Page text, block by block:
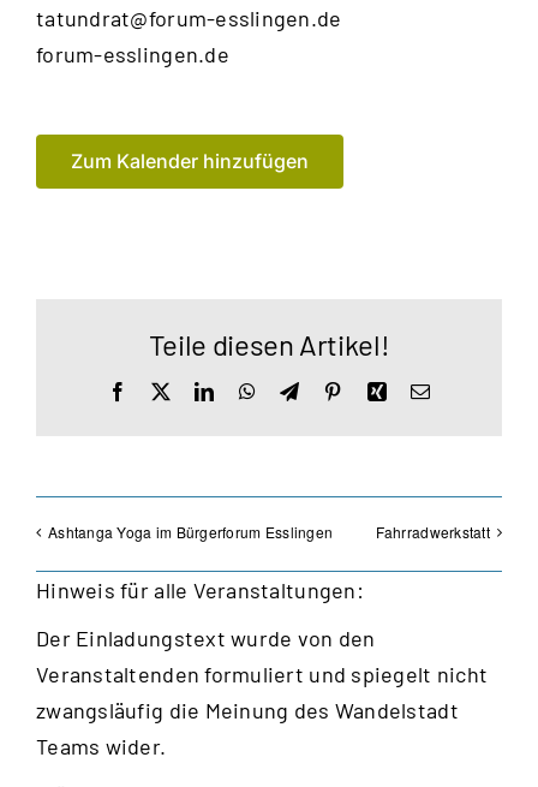
tatundrat@forum-esslingen.de
forum-esslingen.de
Zum Kalender hinzufügen
Teile diesen Artikel!
Facebook LinkedInWhatsApp
TelegramPinterestXingE-
Ashtanga Yoga im Bürgerforum Esslingen Fahrradwerkstatt
Hinweis für alle Veranstaltungen:
Der Einladungstext wurde von den
Veranstaltenden formuliert und spiegelt nicht
zwangsläufig die Meinung des Wandelstadt
Teams wider.